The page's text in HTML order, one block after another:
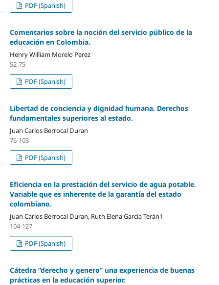
PDF (Spanish)
Comentarios sobre la noción del servicio público de la
educación en Colombia.
Henry William Morelo Perez
52-75
PDF (Spanish)
Libertad de conciencia y dignidad humana. Derechos
fundamentales superiores al estado.
Juan Carlos Berrocal Duran
76-103
PDF (Spanish)
Eficiencia en la prestación del servicio de agua potable.
Variable que es inherente de la garantía del estado
colombiano.
Juan Carlos Berrocal Duran, Ruth Elena García Terán1
104-127
PDF (Spanish)
Cátedra “derecho y genero” una experiencia de buenas
prácticas en la educación superior.